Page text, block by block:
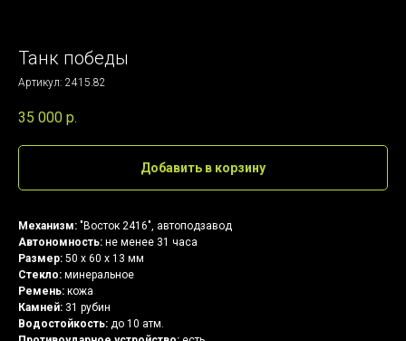
Танк победы
Артикул: 2415.82
35 000 р.
Добавить в корзину
Механизм: "Восток 2416", автоподзавод
Автономность: не менее 31 часа
Размер: 50 х 60 х 13 мм
Стекло: минеральное
Ремень: кожа
Камней: 31 рубин
Водостойкость: до 10 атм.